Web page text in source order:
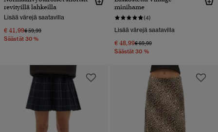
revityillä lahkeilla
Lisää värejä saatavilla
€ 41,99Hinta alennettu hinnasta
€ 59,99hintaan
Säästät 30 %
minihame
(4)
Lisää värejä saatavilla
€ 48,99Hinta alennettu hinnasta
€ 69,99hintaan
Säästät 30 %